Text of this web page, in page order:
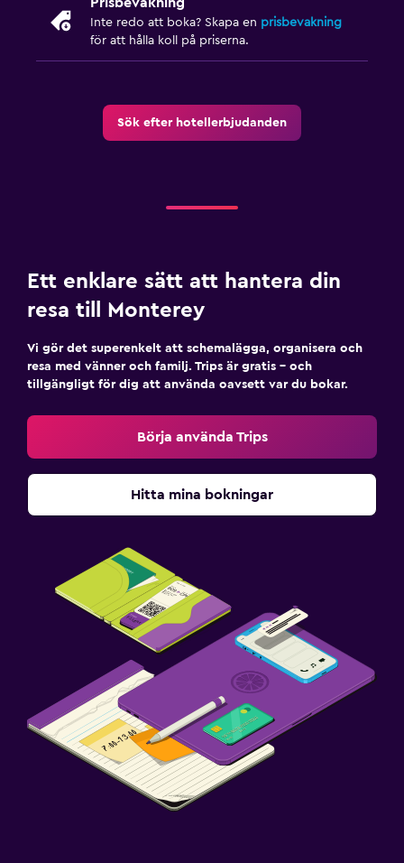
Inte redo att boka? Skapa en prisbevakning
för att hålla koll på priserna.
Sök efter hotellerbjudanden
Ett enklare sätt att hantera din
resa till Monterey
Vi gör det superenkelt att schemalägga, organisera och
resa med vänner och familj. Trips är gratis – och
tillgängligt för dig att använda oavsett var du bokar.
Börja använda Trips
Hitta mina bokningar